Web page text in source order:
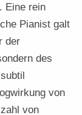
Eine rein
Pianist galt
der
des
von
von